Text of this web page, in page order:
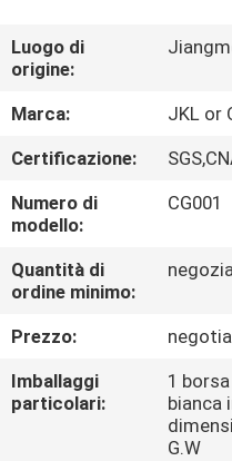
NOI
GIRO
DELLA
FABBRICA
CONTROLLO
DI
QUALITÀ
CONTATTICI
Luogo di
origine:
Marca:
JKL or
Certificazione:
Numero di
modello:
CG001
Quantità di
ordine minimo:
Prezzo:
Imballaggi
particolari:
1
bianca
G.W